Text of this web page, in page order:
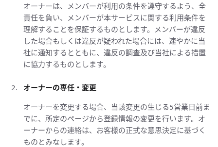
オーナーは、メンバーが利用の条件を遵守するよう、全
責任を負い、メンバーが本サービスに関する利用条件を
理解することを保証するものとします。メンバーが違反
した場合もしくは違反が疑われた場合には、速やかに当
社に通知するとともに、違反の調査及び当社による措置
に協力するものとします。
オーナーの専任・変更
オーナーを変更する場合、当該変更の生じる5営業日前ま
でに、所定のページから登録情報の変更を行います。オ
ーナーからの連絡は、お客様の正式な意思決定に基づく
ものとみなします。